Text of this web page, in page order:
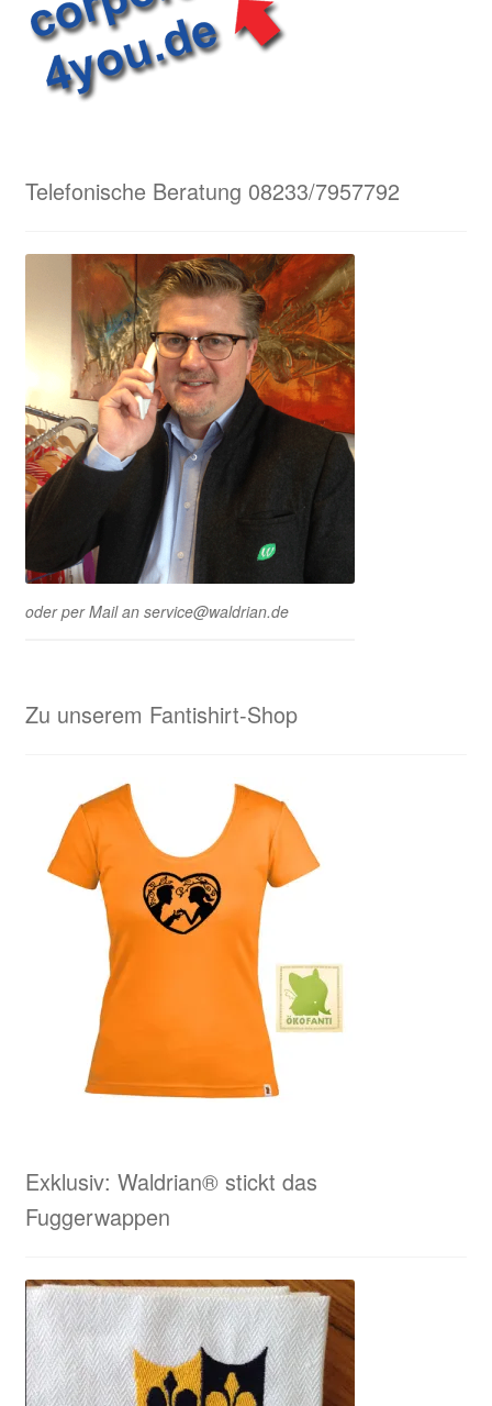
Telefonische Beratung 08233/7957792
oder per Mail an service@waldrian.de
Zu unserem Fantishirt-Shop
Exklusiv: Waldrian® stickt das
Fuggerwappen